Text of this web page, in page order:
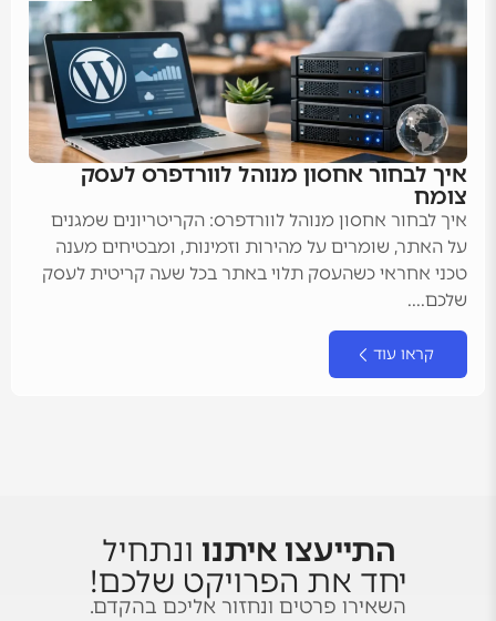
איך לבחור אחסון מנוהל לוורדפרס לעסק
צומח
איך לבחור אחסון מנוהל לוורדפרס: הקריטריונים שמגנים
על האתר, שומרים על מהירות וזמינות, ומבטיחים מענה
טכני אחראי כשהעסק תלוי באתר בכל שעה קריטית לעסק
שלכם....
קראו עוד
התייעצו איתנו ונתחיל
יחד את הפרויקט שלכם!
השאירו פרטים ונחזור אליכם בהקדם.